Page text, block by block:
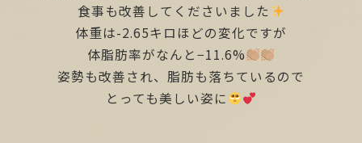
食事も改善してくださいました
体重は-2.65キロほどの変化ですが
体脂肪率がなんと−11.6%
姿勢も改善され、脂肪も落ちているので
とっても美しい姿に